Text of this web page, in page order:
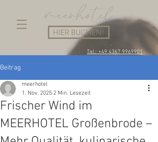
HIER BUCHEN!
Tel.: +49 4367 9969901
Beitrag
Frischer Wind im
MEERHOTEL Großenbrode –
meerhotel
1. Nov. 2025 2 Min. Lesezeit